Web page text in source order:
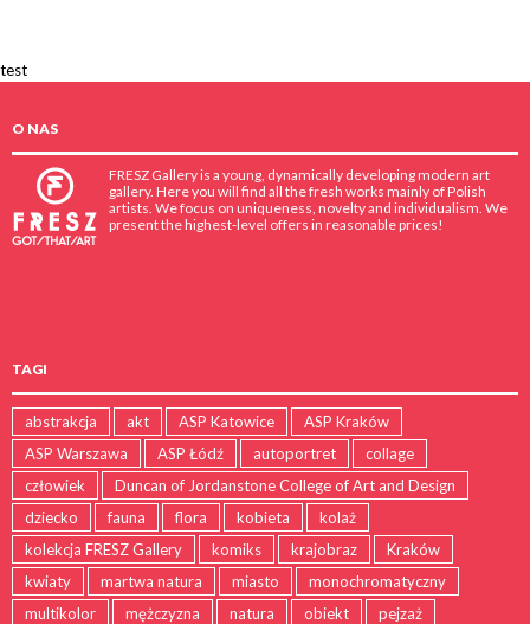
test
O NAS
FRESZ Gallery is a young, dynamically developing modern art
gallery. Here you will find all the fresh works mainly of Polish
artists. We focus on uniqueness, novelty and individualism. We
present the highest-level offers in reasonable prices!
TAGI
abstrakcja akt ASP Katowice
ASP Kraków
ASP Warszawa
ASP Łódź autoportret
collage
człowiek
Duncan of Jordanstone College of Art and Design
dziecko
fauna flora kobieta
kolaż
kolekcja FRESZ Gallery
komiks krajobraz
Kraków
kwiaty
martwa natura miasto
monochromatyczny
multikolor
mężczyzna natura obiekt
pejzaż